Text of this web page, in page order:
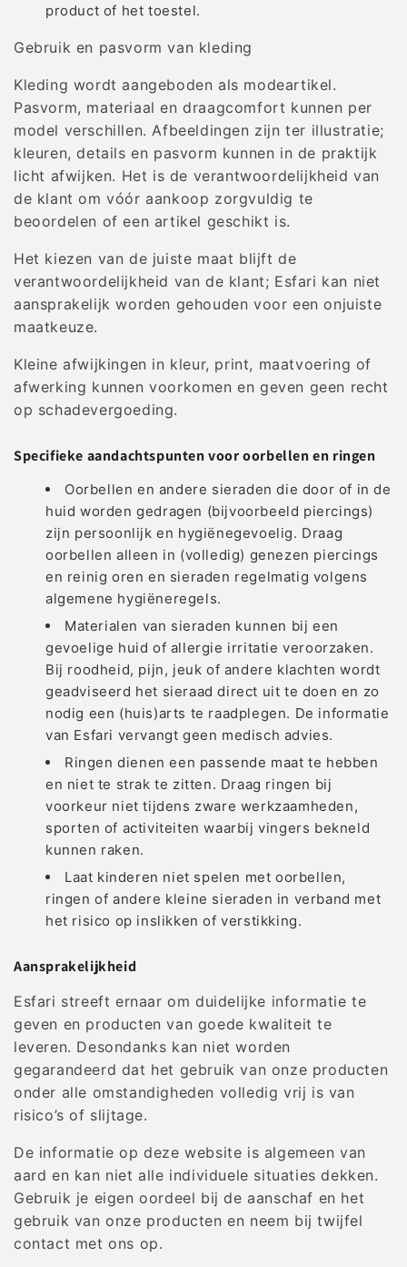
product of het toestel.
Gebruik en pasvorm van kleding
Kleding wordt aangeboden als modeartikel.
Pasvorm, materiaal en draagcomfort kunnen per
model verschillen. Afbeeldingen zijn ter illustratie;
kleuren, details en pasvorm kunnen in de praktijk
licht afwijken. Het is de verantwoordelijkheid van
de klant om vóór aankoop zorgvuldig te
beoordelen of een artikel geschikt is.
Het kiezen van de juiste maat blijft de
verantwoordelijkheid van de klant; Esfari kan niet
aansprakelijk worden gehouden voor een onjuiste
maatkeuze.
Kleine afwijkingen in kleur, print, maatvoering of
afwerking kunnen voorkomen en geven geen recht
op schadevergoeding.
Specifieke aandachtspunten voor oorbellen en ringen
Oorbellen en andere sieraden die door of in de
huid worden gedragen (bijvoorbeeld piercings)
zijn persoonlijk en hygiënegevoelig. Draag
oorbellen alleen in (volledig) genezen piercings
en reinig oren en sieraden regelmatig volgens
algemene hygiëneregels.
Materialen van sieraden kunnen bij een
gevoelige huid of allergie irritatie veroorzaken.
Bij roodheid, pijn, jeuk of andere klachten wordt
geadviseerd het sieraad direct uit te doen en zo
nodig een (huis)arts te raadplegen. De informatie
van Esfari vervangt geen medisch advies.
Ringen dienen een passende maat te hebben
en niet te strak te zitten. Draag ringen bij
voorkeur niet tijdens zware werkzaamheden,
sporten of activiteiten waarbij vingers bekneld
kunnen raken.
Laat kinderen niet spelen met oorbellen,
ringen of andere kleine sieraden in verband met
het risico op inslikken of verstikking.
Aansprakelijkheid
Esfari streeft ernaar om duidelijke informatie te
geven en producten van goede kwaliteit te
leveren. Desondanks kan niet worden
gegarandeerd dat het gebruik van onze producten
onder alle omstandigheden volledig vrij is van
risico’s of slijtage.
De informatie op deze website is algemeen van
aard en kan niet alle individuele situaties dekken.
Gebruik je eigen oordeel bij de aanschaf en het
gebruik van onze producten en neem bij twijfel
contact met ons op.